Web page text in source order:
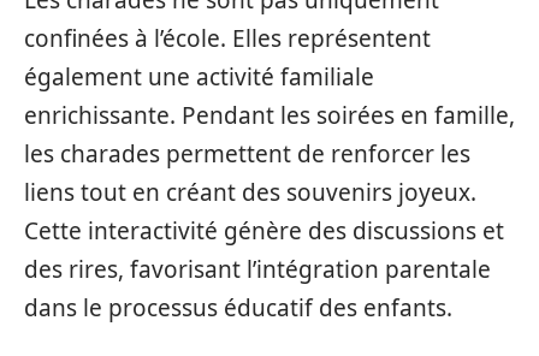
confinées à l’école. Elles représentent
également une activité familiale
enrichissante. Pendant les soirées en famille,
les charades permettent de renforcer les
liens tout en créant des souvenirs joyeux.
Cette interactivité génère des discussions et
des rires, favorisant l’intégration parentale
dans le processus éducatif des enfants.